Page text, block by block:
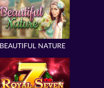
BEAUTIFUL NATURE